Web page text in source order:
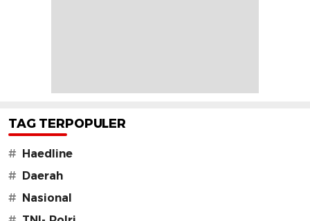
TAG TERPOPULER
#
Haedline
#
Daerah
#
Nasional